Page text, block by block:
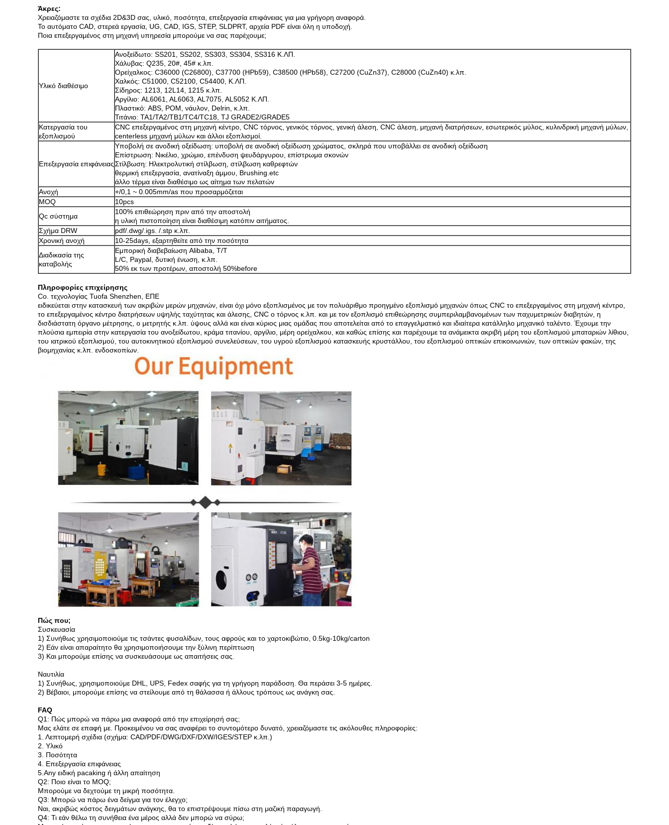
Άκρες:
Χρειαζόμαστε τα σχέδια 2D&3D σας, υλικό, ποσότητα, επεξεργασία επιφάνειας για μια γρήγορη αναφορά.
Το αυτόματο CAD, στερεά εργασία, UG, CAD, IGS, STEP, SLDPRT, αρχεία PDF είναι όλη η υποδοχή.
Ποια επεξεργαμένος στη μηχανή υπηρεσία μπορούμε να σας παρέχουμε;
Υλικό διαθέσιμο
Ανοξείδωτο: SS201, SS202, SS303, SS304, SS316 Κ.ΛΠ.
Χάλυβας: Q235, 20#, 45# κ.λπ.
Ορείχαλκος: C36000 (C26800), C37700 (HPb59), C38500 (HPb58), C27200 (CuZn37), C28000 (CuZn40) κ.λπ.
Χαλκός: C51000, C52100, C54400, Κ.ΛΠ.
Σίδηρος: 1213, 12L14, 1215 κ.λπ.
Αργίλιο: AL6061, AL6063, AL7075, AL5052 Κ.ΛΠ.
Πλαστικό: ABS, POM, νάυλον, Delrin, κ.λπ.
Τιτάνιο: TA1/TA2/TB1/TC4/TC18, TJ GRADE2/GRADE5
Κατεργασία του
εξοπλισμού
CNC επεξεργαμένος στη μηχανή κέντρο, CNC τόρνος, γενικός τόρνος, γενική άλεση, CNC άλεση, μηχανή διατρήσεων, εσωτερικός μύλος, κυλινδρική μηχανή μύλων,
centerless μηχανή μύλων και άλλοι εξοπλισμοί.
Επεξεργασία επιφάνειας
Υποβολή σε ανοδική οξείδωση: υποβολή σε ανοδική οξείδωση χρώματος, σκληρά που υποβάλλει σε ανοδική οξείδωση
Επίστρωση: Νικέλιο, χρώμιο, επένδυση ψευδάργυρου, επίστρωμα σκονών
Στίλβωση: Ηλεκτρολυτική στίλβωση, στίλβωση καθρεφτών
θερμική επεξεργασία, ανατίναξη άμμου, Brushing.etc
άλλο τέρμα είναι διαθέσιμο ως αίτημα των πελατών
Ανοχή
+/0,1 ~ 0.005mm/as που προσαρμόζεται
MOQ
10pcs
Qc σύστημα
100% επιθεώρηση πριν από την αποστολή
η υλική πιστοποίηση είναι διαθέσιμη κατόπιν αιτήματος.
Σχήμα DRW
pdf/.dwg/.igs. /.stp κ.λπ.
Χρονική ανοχή
10-25days, εξαρτηθείτε από την ποσότητα
Διαδικασία της
καταβολής
Εμπορική διαβεβαίωση Alibaba, T/T
L/C, Paypal, δυτική ένωση, κ.λπ.
50% εκ των προτέρων, αποστολή 50%before
Πληροφορίες επιχείρησης
Co. τεχνολογίας Tuofa Shenzhen, ΕΠΕ
ειδικεύεται στην κατασκευή των ακριβών μερών μηχανών, είναι όχι μόνο εξοπλισμένος με τον πολυάριθμο προηγμένο εξοπλισμό μηχανών όπως CNC το επεξεργαμένος στη μηχανή κέντρο,
το επεξεργαμένος κέντρο διατρήσεων υψηλής ταχύτητας και άλεσης, CNC ο τόρνος κ.λπ. και με τον εξοπλισμό επιθεώρησης συμπεριλαμβανομένων των παχυμετρικών διαβητών, η
δισδιάστατη όργανο μέτρησης, ο μετρητής κ.λπ. ύψους αλλά και είναι κύριος μιας ομάδας που αποτελείται από το επαγγελματικό και ιδιαίτερα κατάλληλο μηχανικό ταλέντο. Έχουμε την
πλούσια εμπειρία στην κατεργασία του ανοξείδωτου, κράμα τιτανίου, αργίλιο, μέρη ορείχαλκου, και καθώς επίσης και παρέχουμε τα ανάμεικτα ακριβή μέρη του εξοπλισμού μπαταριών λίθιου,
του ιατρικού εξοπλισμού, του αυτοκινητικού εξοπλισμού συνελεύσεων, του υγρού εξοπλισμού κατασκευής κρυστάλλου, του εξοπλισμού οπτικών επικοινωνιών, των οπτικών φακών, της
βιομηχανίας κ.λπ. ενδοσκοπίων.
Πώς που;
Συσκευασία
1) Συνήθως χρησιμοποιούμε τις τσάντες φυσαλίδων, τους αφρούς και το χαρτοκιβώτιο, 0.5kg-10kg/carton
2) Εάν είναι απαραίτητο θα χρησιμοποιήσουμε την ξύλινη περίπτωση
3) Και μπορούμε επίσης να συσκευάσουμε ως απαιτήσεις σας.
Ναυτιλία
1) Συνήθως, χρησιμοποιούμε DHL, UPS, Fedex σαφής για τη γρήγορη παράδοση. Θα περάσει 3-5 ημέρες.
2) Βέβαιοι, μπορούμε επίσης να στείλουμε από τη θάλασσα ή άλλους τρόπους ως ανάγκη σας.
FAQ
Q1: Πώς μπορώ να πάρω μια αναφορά από την επιχείρησή σας;
Μας ελάτε σε επαφή με. Προκειμένου να σας αναφέρει το συντομότερο δυνατό, χρειαζόμαστε τις ακόλουθες πληροφορίες:
1. Λεπτομερή σχέδια (σχήμα: CAD/PDF/DWG/DXF/DXW/IGES/STEP κ.λπ.)
2. Υλικό
3. Ποσότητα
4. Επεξεργασία επιφάνειας
5.Any ειδική pacaking ή άλλη απαίτηση
Q2: Ποιο είναι το MOQ;
Μπορούμε να δεχτούμε τη μικρή ποσότητα.
Q3: Μπορώ να πάρω ένα δείγμα για τον έλεγχο;
Ναι, ακριβώς κόστος δειγμάτων ανάγκης, θα το επιστρέψουμε πίσω στη μαζική παραγωγή.
Q4: Τι εάν θέλω τη συνήθεια ένα μέρος αλλά δεν μπορώ να σύρω;